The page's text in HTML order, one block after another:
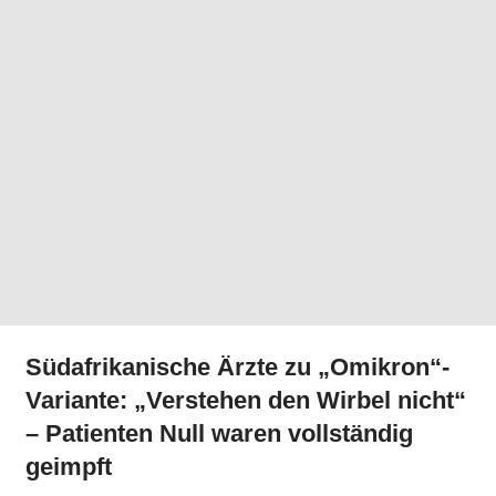
Südafrikanische Ärzte zu „Omikron“-
Variante: „Verstehen den Wirbel nicht“
– Patienten Null waren vollständig
geimpft